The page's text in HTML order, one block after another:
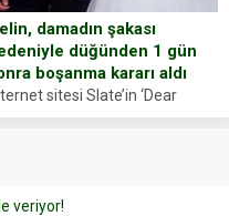
damadın şakası
düğünden 1 gün
boşanma kararı aldı
sitesi Slate’in ‘Dear
isimli tavsiye köşesine
için düğünden...
veriyor!